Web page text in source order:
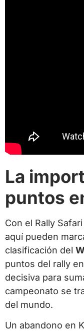
La
puntos
Con el Rally
aquí pueden
clasificación del
puntos del rally
decisiva para
campeonato se
del mundo.
Un abandono en